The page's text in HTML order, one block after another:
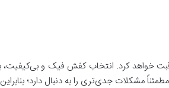
خواهد کرد. انتخاب کفش فیک و
مشکلات جدی‌تری را به دنبال دارد؛